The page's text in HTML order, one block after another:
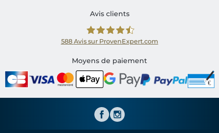
Avis clients
Shirtinator FR
588 Avis sur ProvenExpert.com
Moyens de paiement